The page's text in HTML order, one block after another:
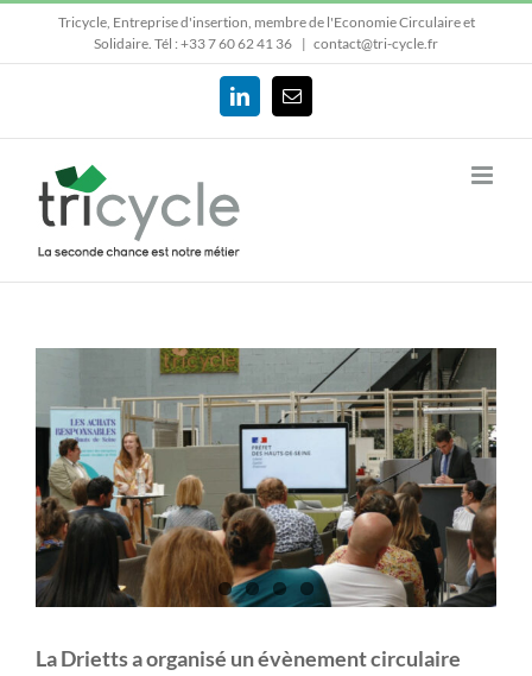
contenu
Tricycle, Entreprise d'insertion, membre de l'Economie Circulaire et
Solidaire. Tél : +33 7 60 62 41 36 | contact@tri-cycle.fr
LinkedInEmail
agrandie
La Drietts a organisé un évènement circulaire